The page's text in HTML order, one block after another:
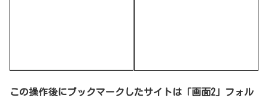
この操作後にブックマークしたサイトは「画面2」フォル